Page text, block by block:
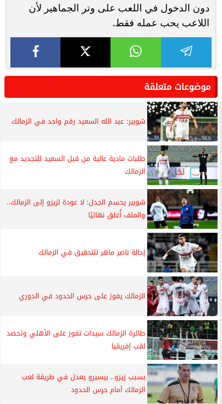
دون الدخول في اللعب على وتر الجماهير لأن
اللاعب يحب عمله فقط.
موضوعات متعلقة
شوبير: عبد الله السعيد رقم واحد في الزمالك
طلبات مادية عالية من قبل السعيد للتجديد مع
الزمالك
شوبير يحسم الجدل: لا عودة لزيزو إلى الزمالك..
والملف أُغلق نهائيًا
إحالة ناصر ماهر للتحقيق في الزمالك
الزمالك يفوز على حرس الحدود في الدوري
طائرة الزمالك سيدات تفوز على الأهلي وتحصد
لقب إفريقيا
بسبب زيزو.. بيسيرو يعدل في طريقة لعب
الزمالك أمام حرس الحدود